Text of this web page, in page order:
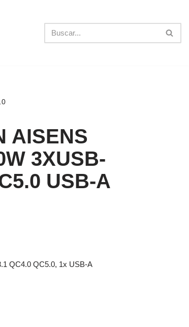
AISENS
3XUSB-
USB-A
QC4.0 QC5.0, 1x USB-A